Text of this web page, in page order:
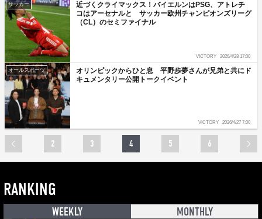
サッカー
近づくクライマックス！バイエルンはPSG、アトレチ
コはアーセナルと サッカー欧州チャンピオンズリーグ
（CL）のセミファイナル
VICTORY 2026/4/28 17:00
オールスポーツ
オリンピックからひと息 平野歩夢さんが兄弟と共にド
キュメンタリー公開トークイベント
VICTORY 2026/4/27 7:00
2 3 4 5 6
RANKING
WEEKLY MONTHLY